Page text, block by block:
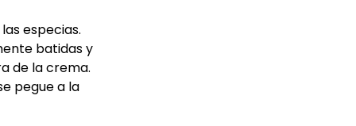
especias.
batidas y
de la crema.
pegue a la